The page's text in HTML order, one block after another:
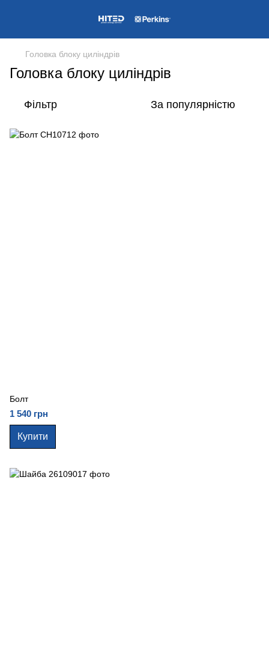
Головка блоку циліндрів
Головка блоку циліндрів
Фільтр За популярністю
Болт
1 540 грн
Купити